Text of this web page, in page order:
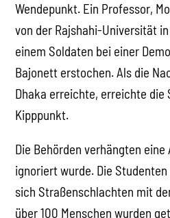
Wendepunkt. Ein Professor,
von der Rajshahi-Universität
einem Soldaten bei einer
Bajonett erstochen. Als die
Dhaka erreichte, erreichte die
Kipppunkt.
Die Behörden verhängten eine
ignoriert wurde. Die
sich Straßenschlachten mit
über 100 Menschen wurden